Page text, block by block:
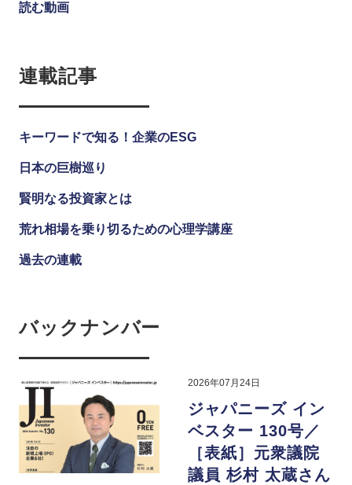
読む動画
連載記事
キーワードで知る！企業のESG
日本の巨樹巡り
賢明なる投資家とは
荒れ相場を乗り切るための心理学講座
過去の連載
バックナンバー
2026年07月24日
ジャパニーズ イン
ベスター 130号／
［表紙］元衆議院
議員 杉村 太蔵さん